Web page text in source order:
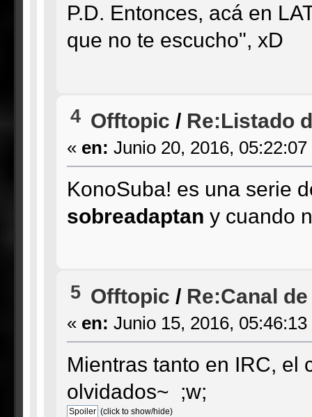
P.D. Entonces, acá en
que no te escucho", xD
4 Offtopic / Re:Listado
« en: Junio 20, 2016, 05:22:07
KonoSuba! es una serie
sobreadaptan y cuando
5 Offtopic / Re:Canal
« en: Junio 15, 2016, 05:46:13
Mientras tanto en IRC, el
olvidados~ ;w;
(click to show/hide)